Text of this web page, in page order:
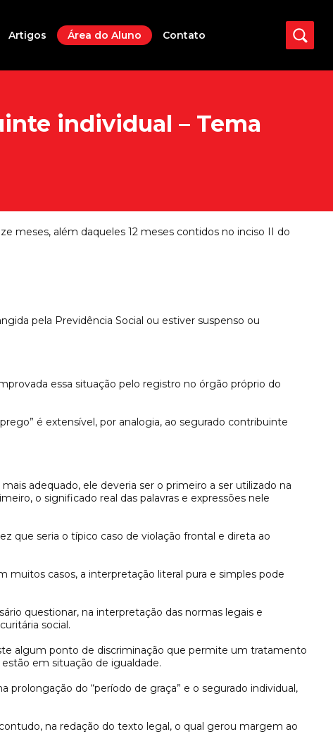
Artigos Área do Aluno Contato
individual – Tema
meses, além daqueles 12 meses contidos no inciso II do
pela Previdência Social ou estiver suspenso ou
essa situação pelo registro no órgão próprio do
é extensível, por analogia, ao segurado contribuinte
adequado, ele deveria ser o primeiro a ser utilizado na
o significado real das palavras e expressões nele
que seria o típico caso de violação frontal e direta ao
muitos casos, a interpretação literal pura e simples pode
questionar, na interpretação das normas legais e
social.
algum ponto de discriminação que permite um tratamento
em situação de igualdade.
do “período de graça” e o segurado individual,
na redação do texto legal, o qual gerou margem ao